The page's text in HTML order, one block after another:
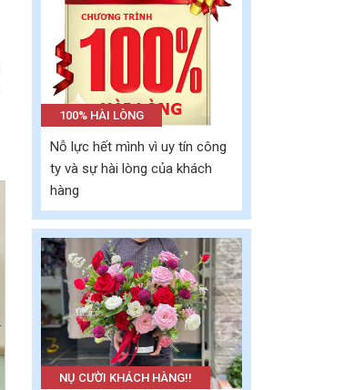
100% HÀI LÒNG
Nỗ lực hết mình vì uy tín công
ty và sự hài lòng của khách
hàng
NỤ CƯỜI KHÁCH HÀNG!!